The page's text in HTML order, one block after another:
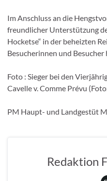
Im Anschluss an die
freundlicher Unterstützung
Hocketse“ in der beheizten
Besucherinnen und
Foto : Sieger bei den
Cavelle v. Comme Prévu
PM Haupt- und Landgestüt
Redaktion